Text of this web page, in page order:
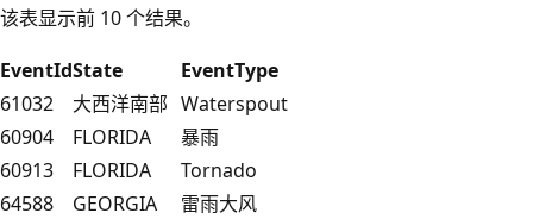
该表显示前 10 个结果。
EventIdState
EventType
61032
大西洋南部 Waterspout
60904
FLORIDA
暴雨
60913
FLORIDA
Tornado
64588
GEORGIA
雷雨大风